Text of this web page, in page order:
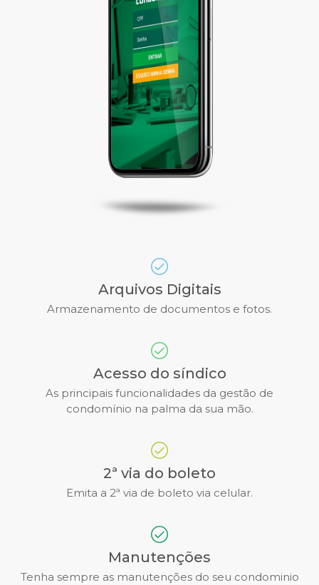
Arquivos Digitais
Armazenamento de documentos e fotos.
Acesso do síndico
As principais funcionalidades da gestão de
condomínio na palma da sua mão.
2ª via do boleto
Emita a 2ª via de boleto via celular.
Manutenções
Tenha sempre as manutenções do seu condominio